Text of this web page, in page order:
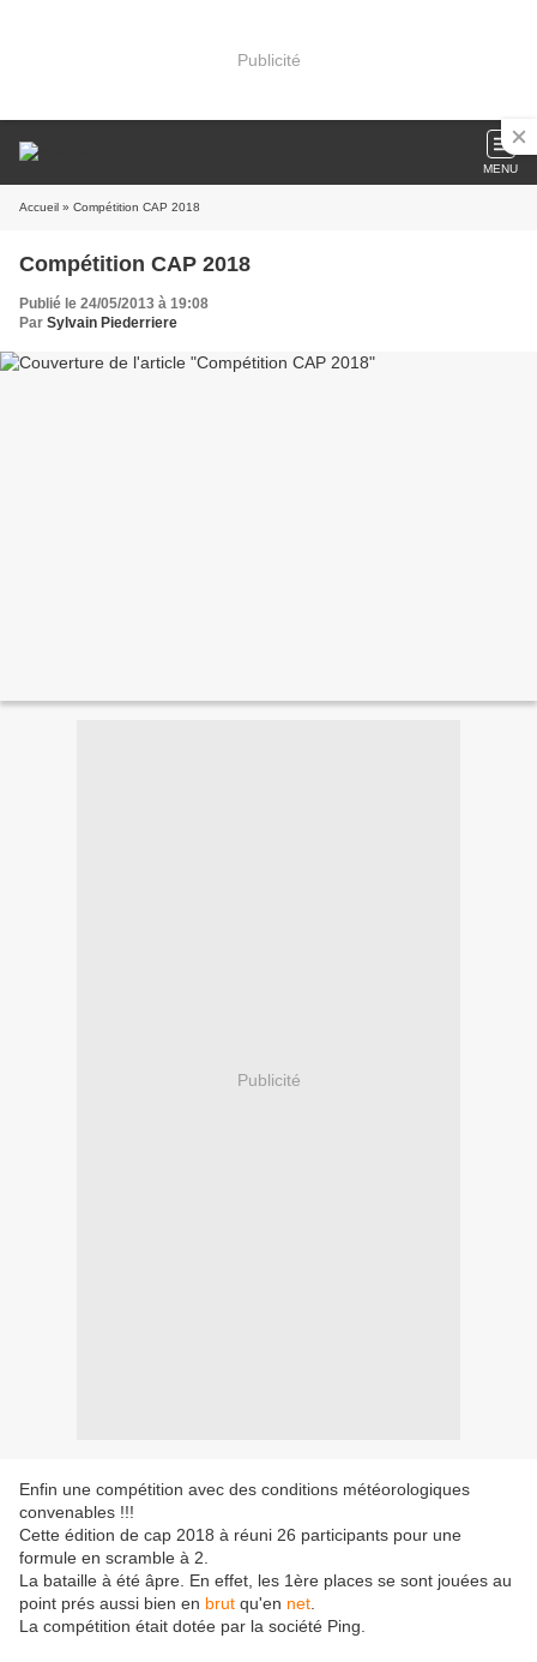
Publicité
MENU
Accueil » Compétition CAP 2018
Compétition CAP 2018
Publié le 24/05/2013 à 19:08
Par Sylvain Piederriere
Publicité
Enfin une compétition avec des conditions météorologiques
convenables !!!
Cette édition de cap 2018 à réuni 26 participants pour une
formule en scramble à 2.
La bataille à été âpre. En effet, les 1ère places se sont jouées au
point prés aussi bien en brut qu'en net
La compétition était dotée par la société Ping.